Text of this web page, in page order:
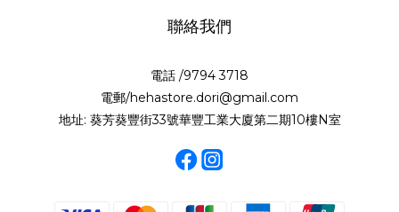
聯絡我們
電話 /9794 3718
電郵/hehastore.dori@gmail.com
地址: 葵芳葵豐街33號華豐工業大廈第二期10樓N室